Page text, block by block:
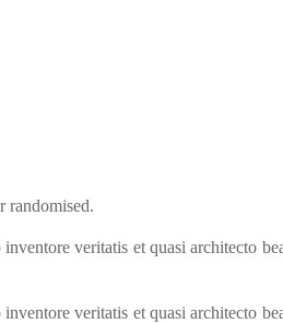
randomised.
veritatis et quasi architecto
veritatis et quasi architecto